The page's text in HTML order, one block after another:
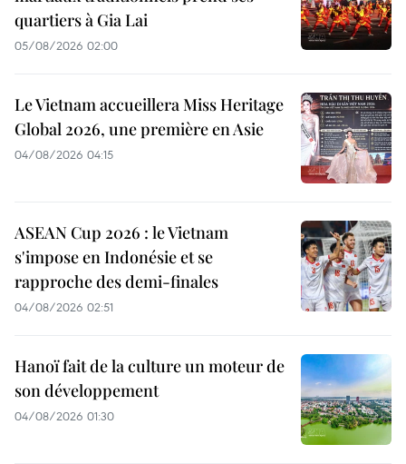
quartiers à Gia Lai
05/08/2026 02:00
Le Vietnam accueillera Miss Heritage
Global 2026, une première en Asie
04/08/2026 04:15
ASEAN Cup 2026 : le Vietnam
s'impose en Indonésie et se
rapproche des demi-finales
04/08/2026 02:51
Hanoï fait de la culture un moteur de
son développement
04/08/2026 01:30